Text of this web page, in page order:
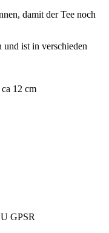
damit der Tee noch
und ist in verschieden
12 cm
GPSR